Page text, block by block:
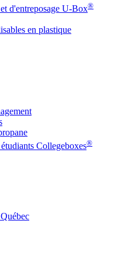
d'entreposage U-Box®
en plastique
Collegeboxes®